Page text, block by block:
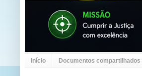
Início Documentos compartilhados